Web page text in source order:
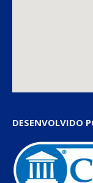
DESENVOLVIDO